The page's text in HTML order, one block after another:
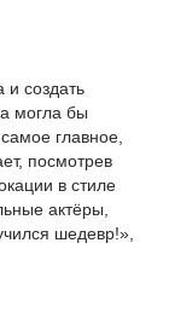
и создать
могла бы
главное,
посмотрев
в стиле
актёры,
шедевр!»,